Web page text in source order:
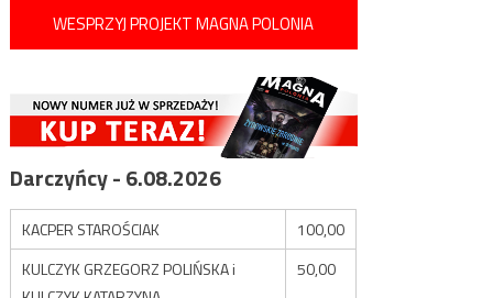
WESPRZYJ PROJEKT MAGNA POLONIA
Darczyńcy - 6.08.2026
KACPER STAROŚCIAK
100,00
KULCZYK GRZEGORZ POLIŃSKA i
50,00